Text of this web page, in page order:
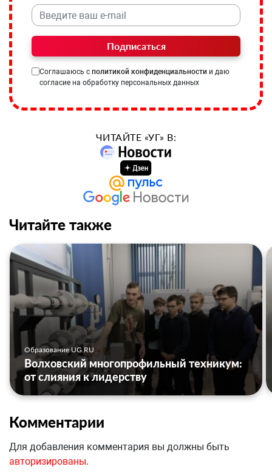
Подписаться
Соглашаюсь с политикой конфиденциальности и даю
согласие на обработку персональных данных
ЧИТАЙТЕ «УГ» В:
Читайте также
Образование UG.RU
Волховский многопрофильный техникум:
от слияния к лидерству
Комментарии
Для добавления комментария вы должны быть
авторизированы.